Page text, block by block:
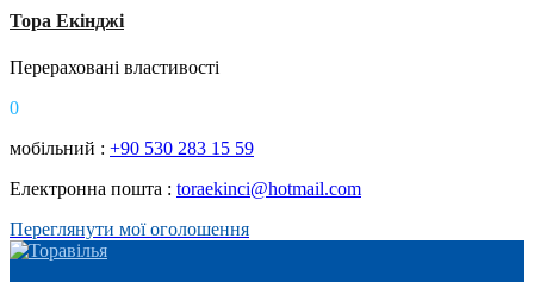
Тора Екінджі
Перераховані властивості
0
мобільний : +90 530 283 15 59
Електронна пошта : toraekinci@hotmail.com
Переглянути мої оголошення